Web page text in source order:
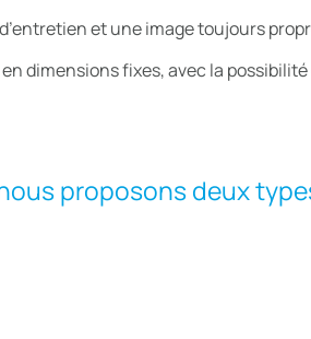
et une image toujours
dimensions fixes, avec la
proposons deux